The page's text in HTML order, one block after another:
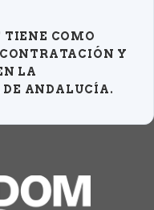
TIENE COMO
Y
LA
ANDALUCÍA.